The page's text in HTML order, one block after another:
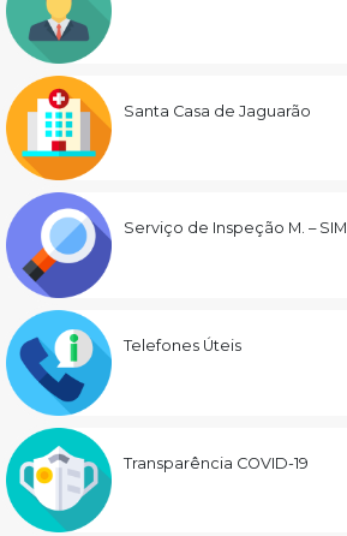
Santa Casa de Jaguarão
Serviço de Inspeção M. – SIM
Telefones Úteis
Transparência COVID-19